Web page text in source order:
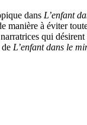
dans L’enfant
manière à éviter
qui
L’enfant dans le